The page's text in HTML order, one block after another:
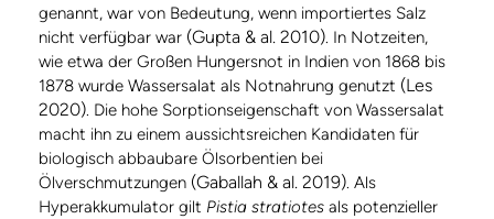
genannt, war von Bedeutung, wenn importiertes Salz
nicht verfügbar war (Gupta & al. 2010). In Notzeiten,
wie etwa der Großen Hungersnot in Indien von 1868 bis
1878 wurde Wassersalat als Notnahrung genutzt (Les
2020). Die hohe Sorptionseigenschaft von Wassersalat
macht ihn zu einem aussichtsreichen Kandidaten für
biologisch abbaubare Ölsorbentien bei
Ölverschmutzungen (Gaballah & al. 2019). Als
Hyperakkumulator gilt Pistia stratiotes als potenzieller